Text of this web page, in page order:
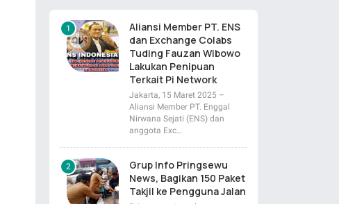
Aliansi Member PT. ENS
dan Exchange Colabs
Tuding Fauzan Wibowo
Lakukan Penipuan
Terkait Pi Network
Jakarta, 15 Maret 2025 –
Aliansi Member PT. Enggal
Nirwana Sejati (ENS) dan
anggota Exc…
Grup Info Pringsewu
News, Bagikan 150 Paket
Takjil ke Pengguna Jalan